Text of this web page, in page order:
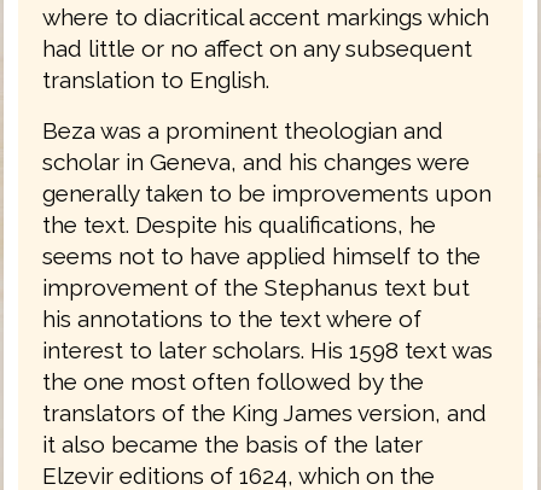
where to diacritical accent markings which
had little or no affect on any subsequent
translation to English.
Beza was a prominent theologian and
scholar in Geneva, and his changes were
generally taken to be improvements upon
the text. Despite his qualifications, he
seems not to have applied himself to the
improvement of the Stephanus text but
his annotations to the text where of
interest to later scholars. His 1598 text was
the one most often followed by the
translators of the King James version, and
it also became the basis of the later
Elzevir editions of 1624, which on the